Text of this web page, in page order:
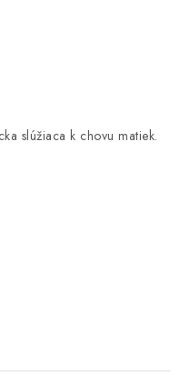
slúžiaca k chovu matiek.